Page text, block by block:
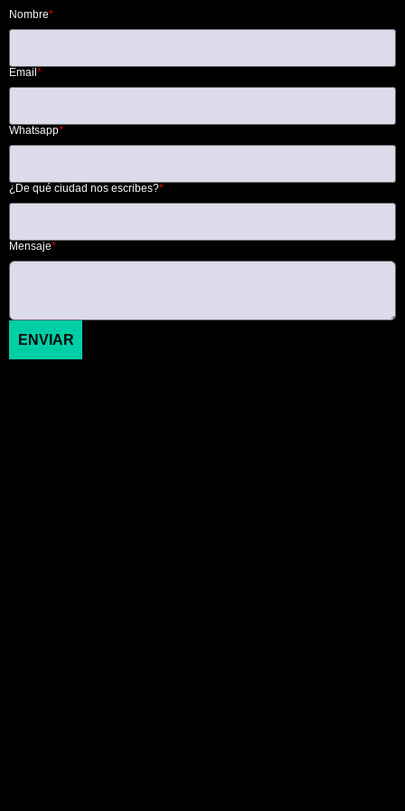
Nombre*
Email *
Whatsapp*
¿De qué ciudad nos escribes?*
Mensaje*
ENVIAR